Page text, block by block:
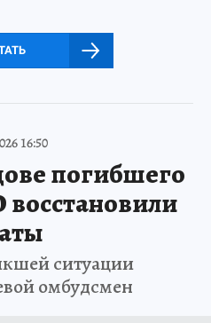
16:50
погибшего
ситуации
омбудсмен